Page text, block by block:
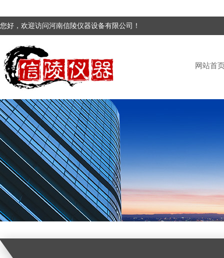
您好，欢迎访问河南信陵仪器设备有限公司！
网站首